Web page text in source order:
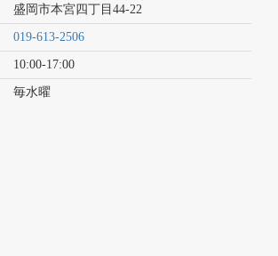
盛岡市本宮四丁目44-22
019-613-2506
10:00-17:00
毎水曜